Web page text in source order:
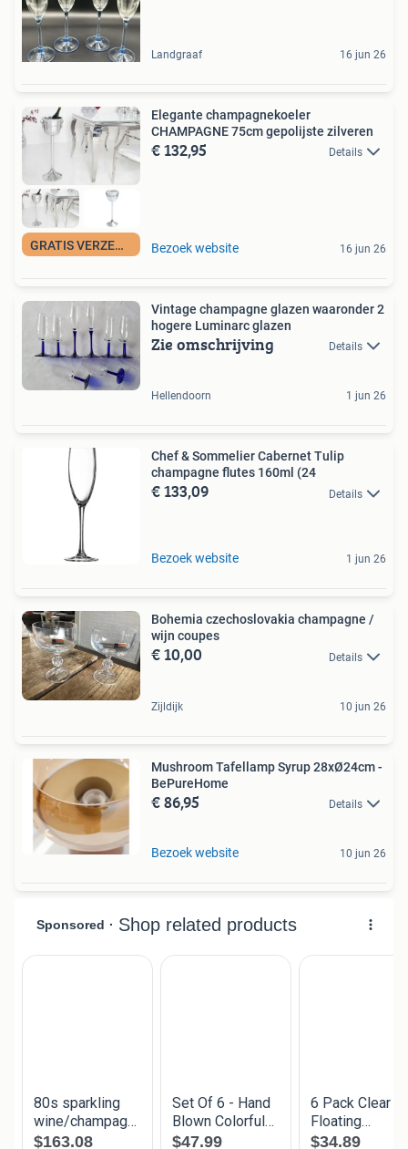
Landgraaf 16 jun 26
GRATIS VERZENDING
Elegante champagnekoeler
CHAMPAGNE 75cm gepolijste zilveren
€ 132,95 Details
Bezoek website 16 jun 26
Vintage champagne glazen waaronder 2
hogere Luminarc glazen
Zie omschrijving Details
Hellendoorn 1 jun 26
Chef & Sommelier Cabernet Tulip
champagne flutes 160ml (24
€ 133,09 Details
Bezoek website 1 jun 26
Bohemia czechoslovakia champagne /
wijn coupes
€ 10,00 Details
Zijldijk 10 jun 26
Mushroom Tafellamp Syrup 28xØ24cm -
BePureHome
€ 86,95 Details
Bezoek website 10 jun 26